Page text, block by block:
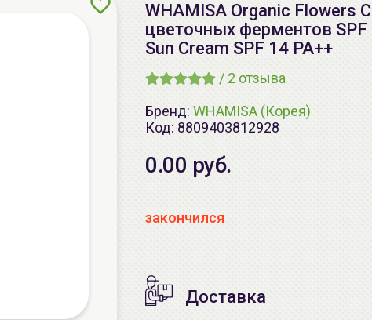
WHAMISA Organic Flowers
цветочных ферментов SPF
Sun Cream SPF 14 PA++
/ 2 отзыва
Бренд: WHAMISA (Корея)
Код: 8809403812928
0.00 руб.
закончился
Доставка